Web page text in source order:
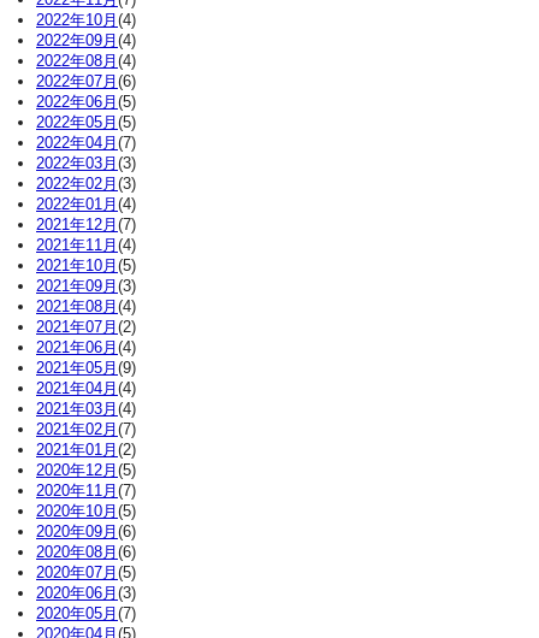
2022年10月 (4)
2022年09月 (4)
2022年08月 (4)
2022年07月 (6)
2022年06月 (5)
2022年05月 (5)
2022年04月 (7)
2022年03月 (3)
2022年02月 (3)
2022年01月 (4)
2021年12月 (7)
2021年11月 (4)
2021年10月 (5)
2021年09月 (3)
2021年08月 (4)
2021年07月 (2)
2021年06月 (4)
2021年05月 (9)
2021年04月 (4)
2021年03月 (4)
2021年02月 (7)
2021年01月 (2)
2020年12月 (5)
2020年11月 (7)
2020年10月 (5)
2020年09月 (6)
2020年08月 (6)
2020年07月 (5)
2020年06月 (3)
2020年05月 (7)
2020年04月 (5)